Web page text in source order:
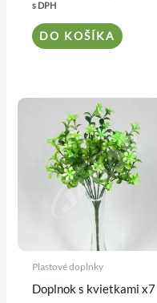
s DPH
DO KOŠÍKA
Plastové doplnky
Doplnok s kvietkami x7